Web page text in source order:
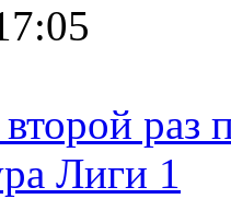
раз
Лиги 1